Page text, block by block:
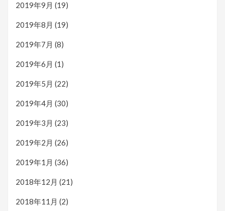
2019年9月 (19)
2019年8月 (19)
2019年7月 (8)
2019年6月 (1)
2019年5月 (22)
2019年4月 (30)
2019年3月 (23)
2019年2月 (26)
2019年1月 (36)
2018年12月 (21)
2018年11月 (2)